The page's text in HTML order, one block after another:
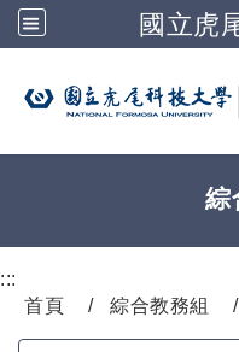
國立虎
跳
綜
:::
首頁
綜合教務組